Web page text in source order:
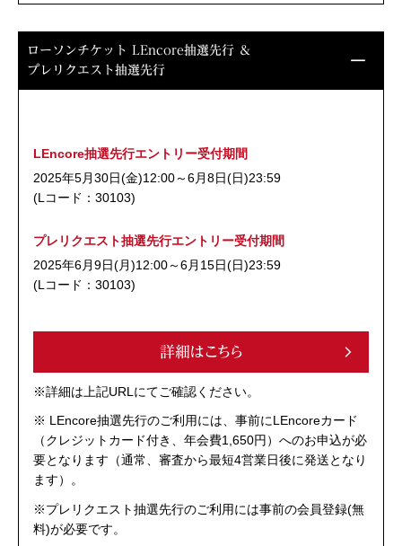
ローソンチケット LEncore抽選先行 ＆
プレリクエスト抽選先行
LEncore抽選先行エントリー受付期間
2025年5月30日(金)12:00～6月8日(日)23:59
(Lコード：30103)
プレリクエスト抽選先行エントリー受付期間
2025年6月9日(月)12:00～6月15日(日)23:59
(Lコード：30103)
詳細はこちら
※詳細は上記URLにてご確認ください。
※ LEncore抽選先行のご利用には、事前にLEncoreカード
（クレジットカード付き、年会費1,650円）へのお申込が必
要となります（通常、審査から最短4営業日後に発送となり
ます）。
※プレリクエスト抽選先行のご利用には事前の会員登録(無
料)が必要です。